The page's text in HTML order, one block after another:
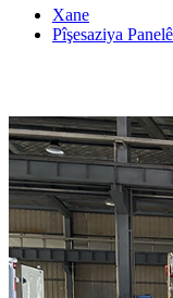
Xane
Pîşesaziya